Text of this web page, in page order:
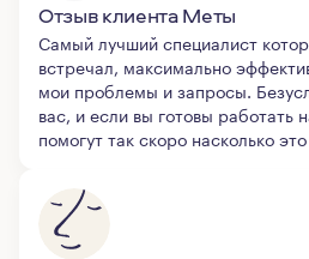
Отзыв клиента Меты
Самый лучший специалист
встречал, максимально
мои проблемы и запросы.
вас, и если вы готовы работать
помогут так скоро насколько